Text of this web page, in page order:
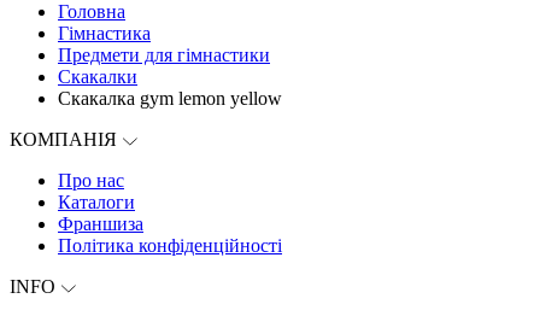
Головна
Гімнастика
Предмети для гімнастики
Скакалки
Скакалка gym lemon yellow
КОМПАНІЯ
Про нас
Каталоги
Франшиза
Політика конфіденційності
INFO